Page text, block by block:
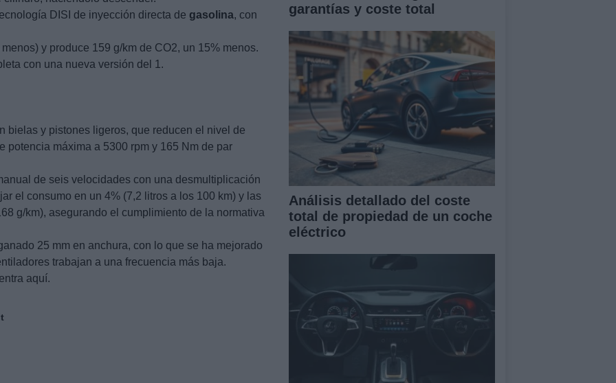
DISI de inyección directa de gasolina, con
y produce 159 g/km de CO2, un 15% menos.
con una nueva versión del 1.
bielas y pistones ligeros, que reducen el nivel de
potencia máxima a 5300 rpm y 165 Nm de par
de seis velocidades con una desmultiplicación
el consumo en un 4% (7,2 litros a los 100 km) y las
g/km), asegurando el cumplimiento de la normativa
25 mm en anchura, con lo que se ha mejorado
trabajan a una frecuencia más baja.
aquí.
garantías y coste total
Análisis detallado del coste
total de propiedad de un coche
eléctrico